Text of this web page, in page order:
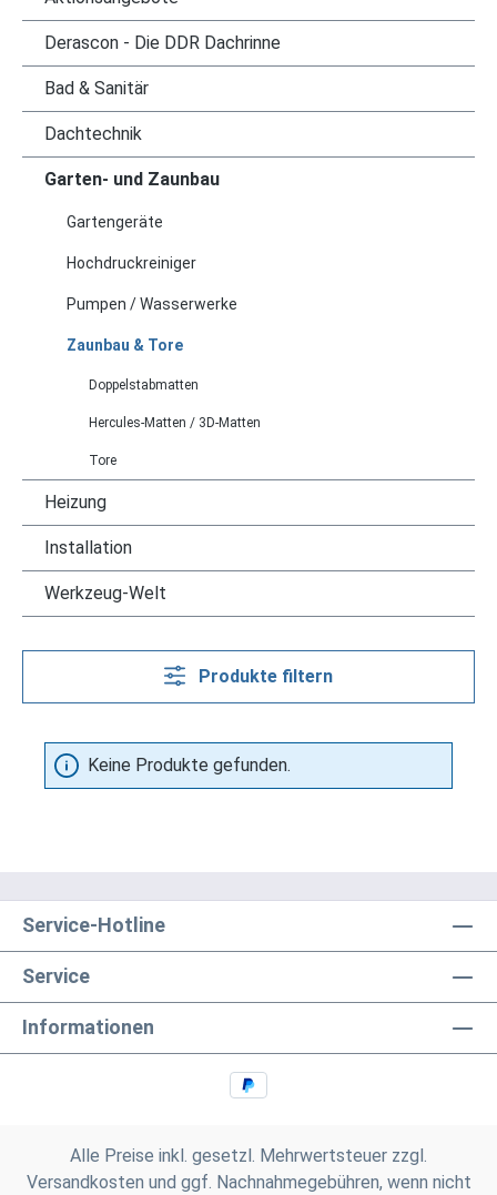
Derascon - Die DDR Dachrinne
Bad & Sanitär
Dachtechnik
Garten- und Zaunbau
Gartengeräte
Hochdruckreiniger
Pumpen / Wasserwerke
Zaunbau & Tore
Doppelstabmatten
Hercules-Matten / 3D-Matten
Tore
Heizung
Installation
Werkzeug-Welt
Produkte filtern
Keine Produkte gefunden.
Service-Hotline
Service
Informationen
Alle Preise inkl. gesetzl. Mehrwertsteuer zzgl.
Versandkosten und ggf. Nachnahmegebühren, wenn nicht